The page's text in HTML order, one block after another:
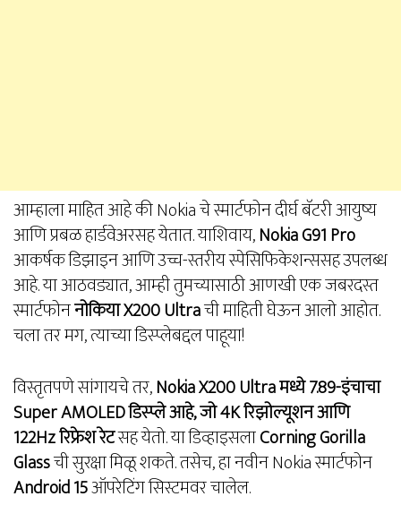
आम्हाला माहित आहे की Nokia चे स्मार्टफोन दीर्घ बॅटरी आयुष्य
आणि प्रबळ हार्डवेअरसह येतात. याशिवाय,Nokia G91 Pro
आकर्षक डिझाइन आणि उच्च-स्तरीय स्पेसिफिकेशन्ससह उपलब्ध
आहे. या आठवड्यात, आम्ही तुमच्यासाठी आणखी एक जबरदस्त
स्मार्टफोननोकिया X200 Ultraची माहिती घेऊन आलो आहोत.
चला तर मग, त्याच्या डिस्प्लेबद्दल पाहूया!
विस्तृतपणे सांगायचे तर,Nokia X200 Ultra मध्ये 7.89-इंचाचा
Super AMOLED डिस्प्ले आहे, जो 4K रिझोल्यूशन आणि
122Hz रिफ्रेश रेटसह येतो. या डिव्हाइसलाCorning Gorilla
Glassची सुरक्षा मिळू शकते. तसेच, हा नवीन Nokia स्मार्टफोन
Android 15ऑपरेटिंग सिस्टमवर चालेल.